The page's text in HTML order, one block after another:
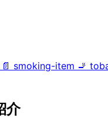
📄 smoking-item 🚬
介